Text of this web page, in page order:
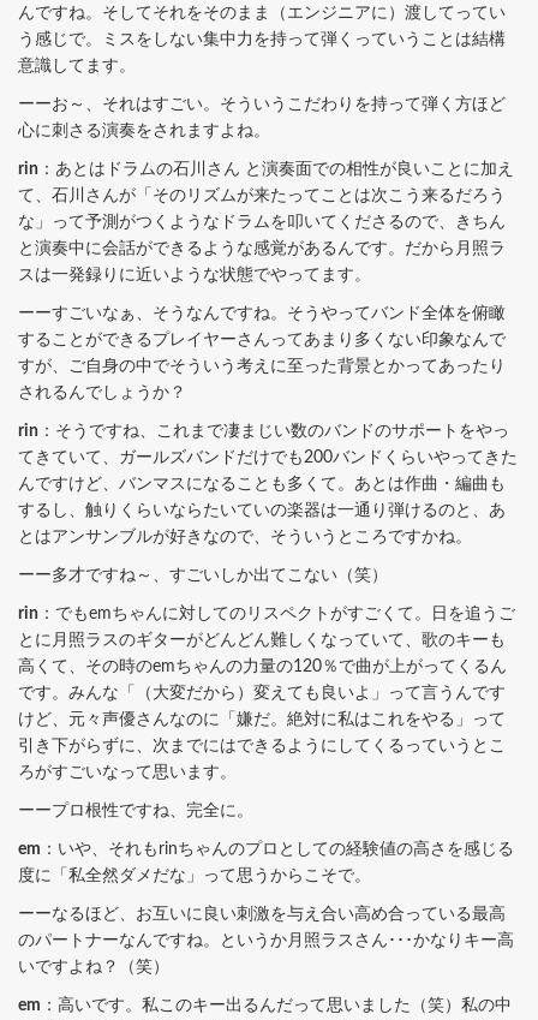
んですね。そしてそれをそのまま（エンジニアに）渡してってい
う感じで。ミスをしない集中力を持って弾くっていうことは結構
意識してます。
ーーお～、それはすごい。そういうこだわりを持って弾く方ほど
心に刺さる演奏をされますよね。
rin ：あとはドラムの石川さん と演奏面での相性が良いことに加え
て、石川さんが「そのリズムが来たってことは次こう来るだろう
な」って予測がつくようなドラムを叩いてくださるので、きちん
と演奏中に会話ができるような感覚があるんです。だから月照ラ
スは一発録りに近いような状態でやってます。
ーーすごいなぁ、そうなんですね。そうやってバンド全体を俯瞰
することができるプレイヤーさんってあまり多くない印象なんで
すが、ご自身の中でそういう考えに至った背景とかってあったり
されるんでしょうか？
rin ：そうですね、これまで凄まじい数のバンドのサポートをやっ
てきていて、ガールズバンドだけでも200バンドくらいやってきた
んですけど、バンマスになることも多くて。あとは作曲・編曲も
するし、触りくらいならたいていの楽器は一通り弾けるのと、あ
とはアンサンブルが好きなので、そういうところですかね。
ーー多才ですね～、すごいしか出てこない（笑）
rin ：でもemちゃんに対してのリスペクトがすごくて。日を追うご
とに月照ラスのギターがどんどん難しくなっていて、歌のキーも
高くて、その時のemちゃんの力量の120％で曲が上がってくるん
です。みんな「（大変だから）変えても良いよ」って言うんです
けど、元々声優さんなのに「嫌だ。絶対に私はこれをやる」って
引き下がらずに、次までにはできるようにしてくるっていうとこ
ろがすごいなって思います。
ーープロ根性ですね、完全に。
em ：いや、それもrinちゃんのプロとしての経験値の高さを感じる
度に「私全然ダメだな」って思うからこそで。
ーーなるほど、お互いに良い刺激を与え合い高め合っている最高
のパートナーなんですね。というか月照ラスさん･･･かなりキー高
いですよね？（笑）
em ：高いです。私このキー出るんだって思いました（笑）私の中